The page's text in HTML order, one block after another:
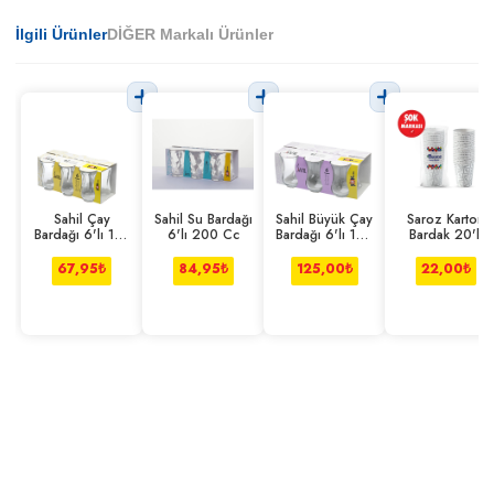
İlgili ÜrünlerDİĞER Markalı Ürünler
Sahil Çay
Bardağı 6'lı 110
67,95₺
Sahil Su Bardağı
6'lı 200 Cc
84,95₺
Sahil Büyük Çay
Bardağı 6'lı 165
125,00₺
Saroz Karton
Bardak 20'li
22,00₺